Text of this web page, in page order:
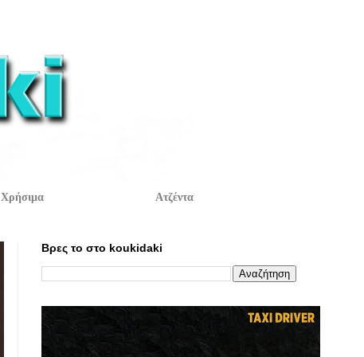
Χρήσιμα Ατζέντα
Βρες το στο koukidaki